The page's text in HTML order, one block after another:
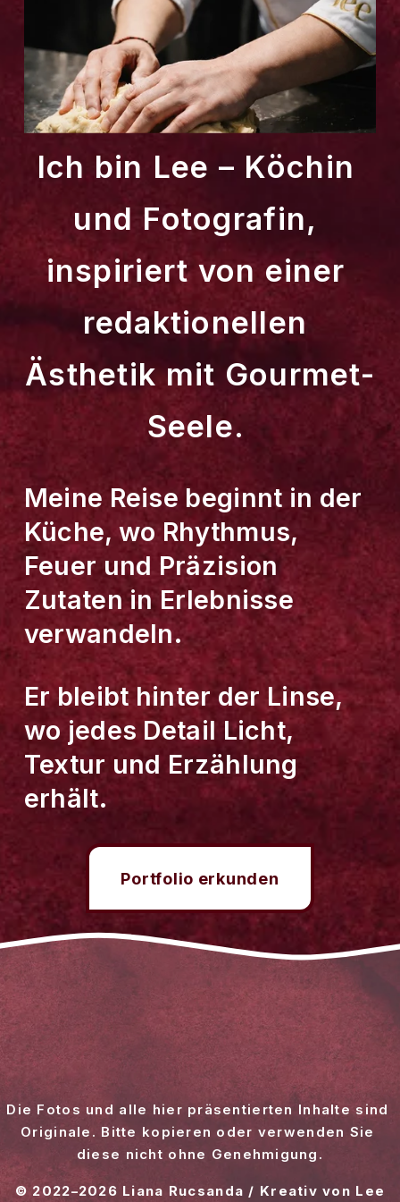
Ich bin Lee – Köchin
und Fotografin,
inspiriert von einer
redaktionellen
Ästhetik mit Gourmet-
Seele.
Meine Reise beginnt in der
Küche, wo Rhythmus,
Feuer und Präzision
Zutaten in Erlebnisse
verwandeln.
Er bleibt hinter der Linse,
wo jedes Detail Licht,
Textur und Erzählung
erhält.
Portfolio erkunden
Die Fotos und alle hier präsentierten Inhalte sind
Originale. Bitte kopieren oder verwenden Sie
diese nicht ohne Genehmigung.
© 2022–2026 Liana Rucsanda / Kreativ von Lee